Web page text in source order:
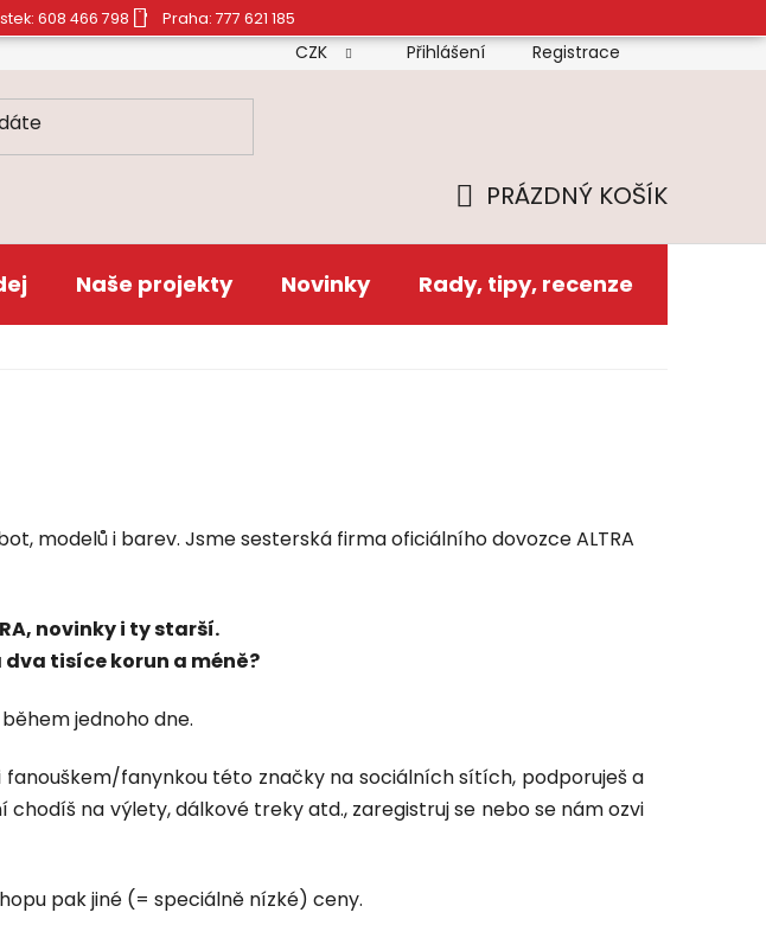
608 466 798 Praha: 777 621 185
Doprava Platba Reklamační řád
CZK Přihlášení Registrace
KOŠÍK
PRÁZDNÝ KOŠÍK
Naše projekty Novinky Rady, tipy, recenze
modelů i barev. Jsme sesterská firma oficiálního dovozce ALTRA
novinky i ty starší.
tisíce korun a méně?
jednoho dne.
fanouškem/fanynkou této značky na sociálních sítích, podporuješ a
na výlety, dálkové treky atd., zaregistruj se nebo se nám ozvi
pak jiné (= speciálně nízké) ceny.